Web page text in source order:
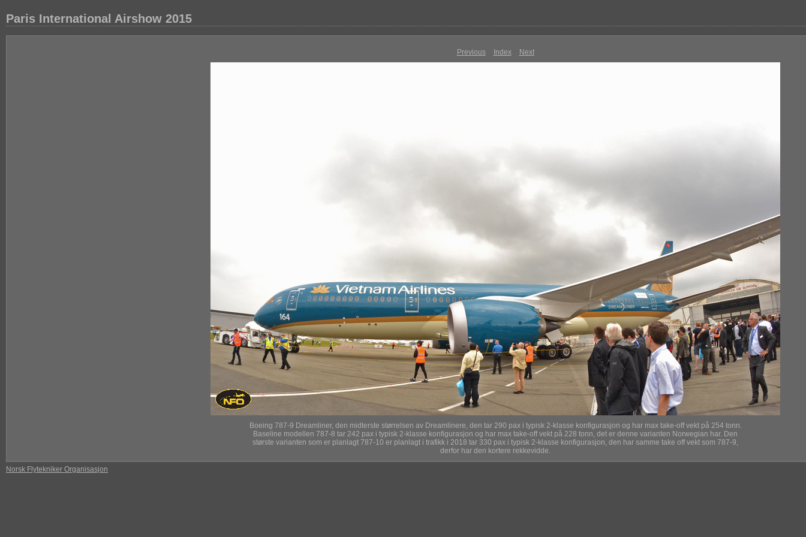
Paris International Airshow 2015
Previous Index Next
Boeing 787-9 Dreamliner, den midterste størrelsen av Dreamlinere, den tar 290 pax i typisk 2-klasse konfigurasjon og har max take-off vekt på 254 tonn.
Baseline modellen 787-8 tar 242 pax i typisk 2-klasse konfigurasjon og har max take-off vekt på 228 tonn, det er denne varianten Norwegian har. Den
største varianten som er planlagt 787-10 er planlagt i trafikk i 2018 tar 330 pax i typisk 2-klasse konfigurasjon, den har samme take off vekt som 787-9,
derfor har den kortere rekkevidde.
Norsk Flytekniker Organisasjon